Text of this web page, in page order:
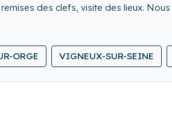
des clefs, visite des lieux. Nous
ORGE VIGNEUX-SUR-SEINE